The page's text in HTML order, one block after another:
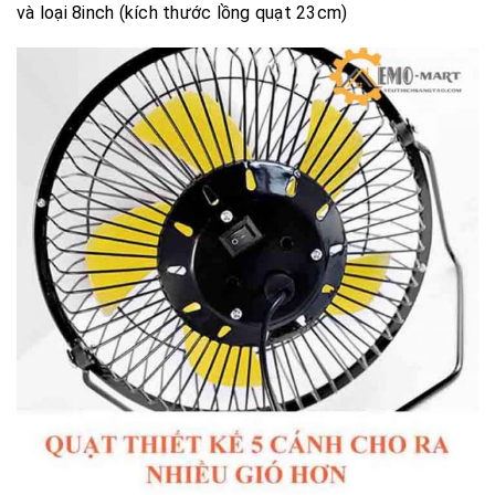
và loại 8inch (kích thước lồng quạt 23cm)